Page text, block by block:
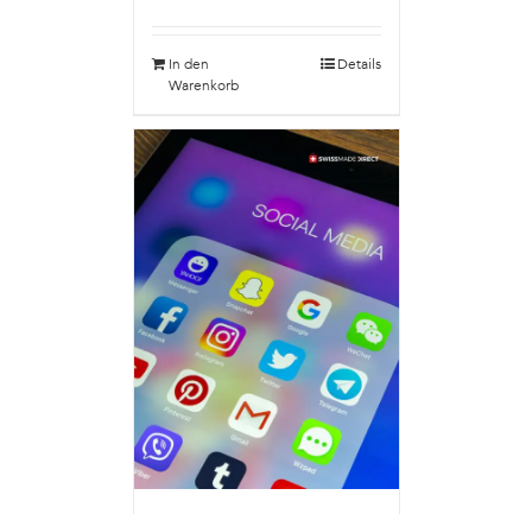
In den
Warenkorb
Details